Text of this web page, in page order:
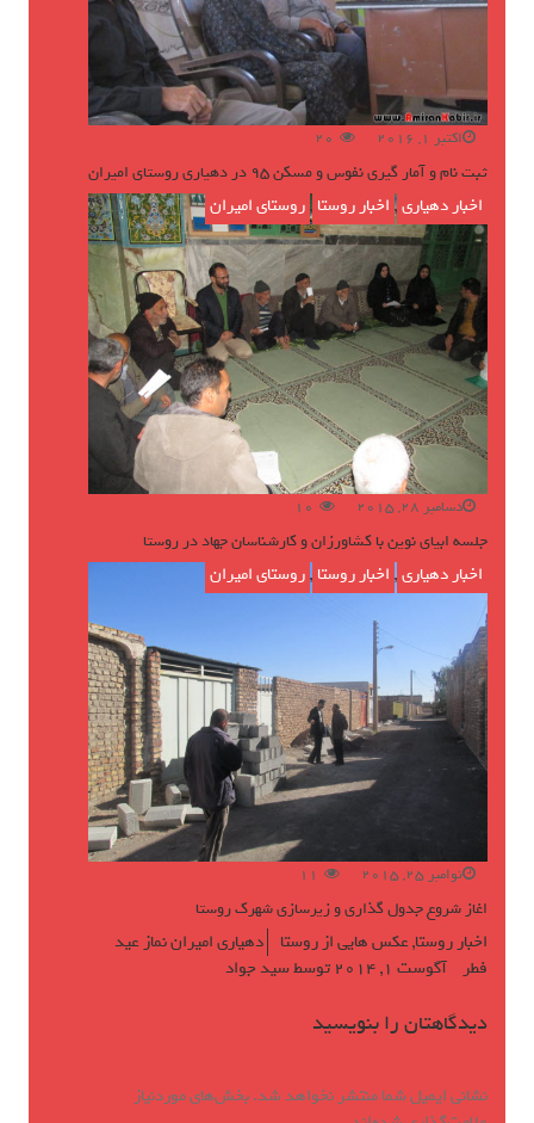
اکتبر 1, 2016 20
ثبت نام و آمار گیری نفوس و مسکن ۹۵ در دهیاری روستای امیران
اخبار دهیاری, اخبار روستا ,روستای امیران
دسامبر 28, 2015 10
جلسه ابیای نوین با کشاورزان و کارشناسان جهاد در روستا
اخبار دهیاری, اخبار روستا ,روستای امیران
نوامبر 25, 2015 11
اغاز شروع جدول گذاری و زیرسازی شهرک روستا
اخبار روستا,عکس هایی از روستا
دهیاری امیران نماز عید
فطر آگوست 1, 2014 توسطسید جواد
دیدگاهتان را بنویسید
نشانی ایمیل شما منتشر نخواهد شد.بخش‌های موردنیاز